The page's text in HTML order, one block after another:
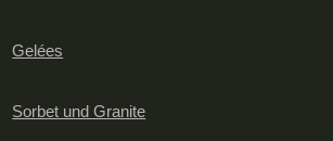
Gelées
Sorbet und Granite